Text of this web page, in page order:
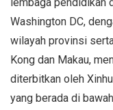
Washington DC,
wilayah provinsi
Kong dan Makau,
diterbitkan oleh
yang berada di